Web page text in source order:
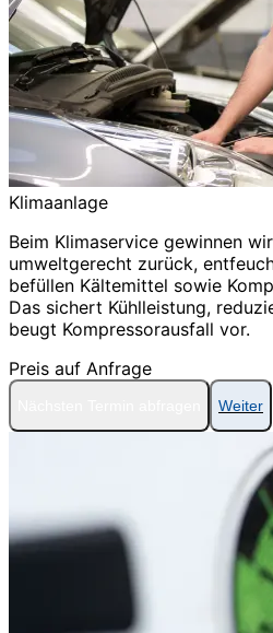
Klimaanlage
Beim Klimaservice gewinnen
umweltgerecht zurück,
befüllen Kältemittel sowie
Das sichert Kühlleistung,
beugt Kompressorausfall vor.
Preis auf Anfrage
Weiter